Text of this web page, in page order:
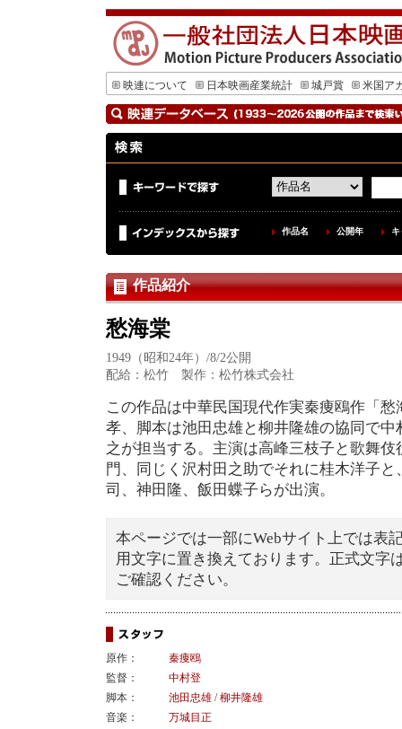
映連について 日本映画産業統計 城戸賞 米国ア
作品名 公開年
作品紹介
愁海棠
1949（昭和24年）/8/2公開
配給：松竹 製作：松竹株式会社
この作品は中華民国現代作実秦痩鴎作「
孝、脚本は池田忠雄と柳井隆雄の協同で
之が担当する。主演は高峰三枝子と歌舞
門、同じく沢村田之助でそれに桂木洋子
司、神田隆、飯田蝶子らが出演。
本ページでは一部にWebサイト上では表
用文字に置き換えております。正式文字
ご確認ください。
原作：
秦痩鴎
監督：
中村登
脚本：
池田忠雄/柳井隆雄
音楽：
万城目正